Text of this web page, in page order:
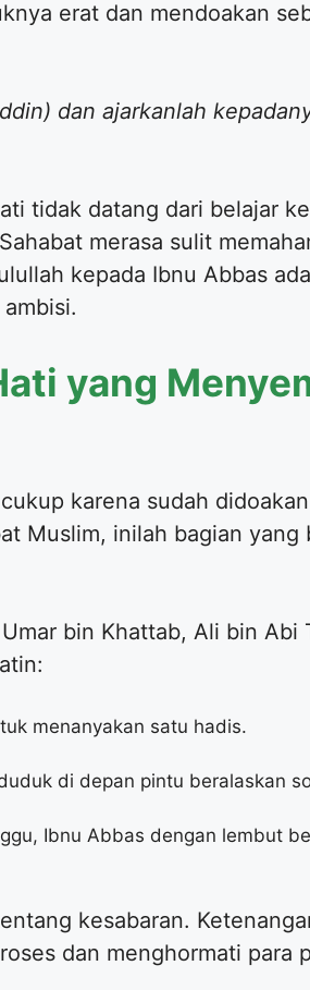
dan ajarkanlah
tidak datang dari belajar
merasa sulit
kepada Ibnu Abbas
yang
Muslim, inilah bagian yang
bin Khattab, Ali bin Abi
menanyakan satu hadis.
di depan pintu beralaskan
Ibnu Abbas dengan lembut
kesabaran.
dan menghormati para